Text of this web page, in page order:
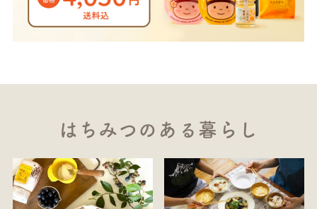
はちみつのある暮らし